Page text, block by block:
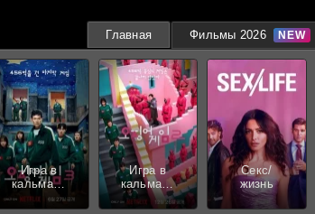
Главная Фильмы 2026
Игра в
кальмара
3 сезон
Игра в
кальмара
2 сезон
Секс/
жизнь